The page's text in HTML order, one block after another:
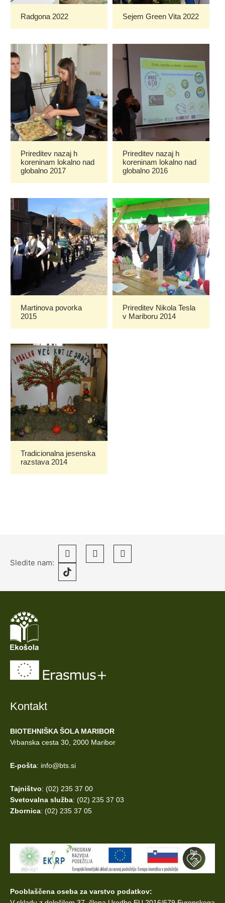
Radgona 2022 Sejem Green Vita 2022
Prireditev nazaj h
koreninam lokalno nad
globalno 2017
Prireditev nazaj h
koreninam lokalno nad
globalno 2016
Martinova povorka
2015
Prireditev Nikola Tesla
v Mariboru 2014
Tradicionalna jesenska
razstava 2014
Sledite nam:
Kontakt
BIOTEHNIŠKA ŠOLA MARIBOR
Vrbanska cesta 30, 2000 Maribor
E-pošta: info@bts.si
Tajništvo: (02) 235 37 00
Svetovalna služba: (02) 235 37 03
Zbornica: (02) 235 37 05
Pooblaščena oseba za varstvo podatkov: